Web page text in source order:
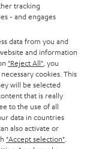
erklärt
tracking
- and engages
data from you and
and information
"Reject All" , you
cookies. This
will be selected
that is really
to the use of all
data in countries
also activate or
"Accept selection"